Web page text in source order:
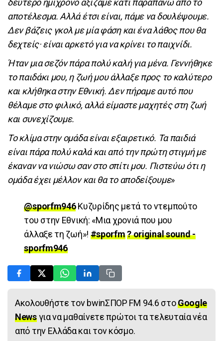
δεύτερο ημίχρονο αξίζαμε κάτι παραπάνω από το
αποτέλεσμα. Αλλά έτσι είναι, πάμε να δουλέψουμε.
Δεν βάζεις γκολ με μία φάση και ένα λάθος που θα
δεχτείς· είναι αρκετό για να κρίνει το παιχνίδι.
Ήταν μια σεζόν πάρα πολύ καλή για μένα. Γεννήθηκε
το παιδάκι μου, η ζωή μου άλλαξε προς το καλύτερο
και κλήθηκα στην Εθνική. Δεν πήραμε αυτό που
θέλαμε στο φιλικό, αλλά είμαστε μαχητές στη ζωή
και συνεχίζουμε.
Το κλίμα στην ομάδα είναι εξαιρετικό. Τα παιδιά
είναι πάρα πολύ καλά και από την πρώτη στιγμή με
έκαναν να νιώσω σαν στο σπίτι μου. Πιστεύω ότι η
ομάδα έχει μέλλον και θα το αποδείξουμε»
@sporfm946Κυζυρίδης μετά το ντεμπούτο
του στην Εθνική: «Μια χρονιά που μου
άλλαξε τη ζωή»! #sporfm? original sound -
sporfm946
Ακολουθήστε τον bwinΣΠΟΡ FM 94.6 στοGoogle
Newsγια να μαθαίνετε πρώτοι τα τελευταία νέα
από την Ελλάδα και τον κόσμο.